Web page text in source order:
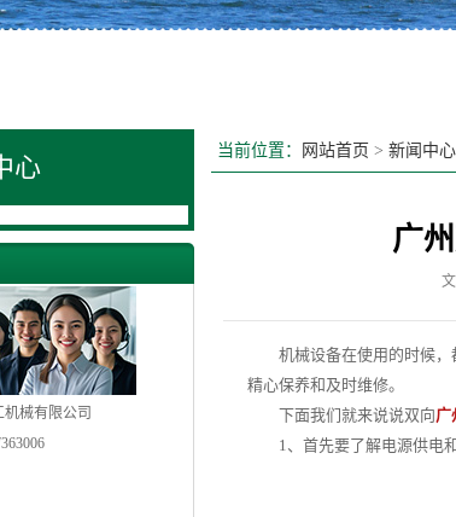
心
械有限公司
当前位置： 网站首页 > 新闻中心
广
机械设备在使用的时候，都
精心保养和及时维修。
下面我们就来说说双向广
1、首先要了解电源供电和